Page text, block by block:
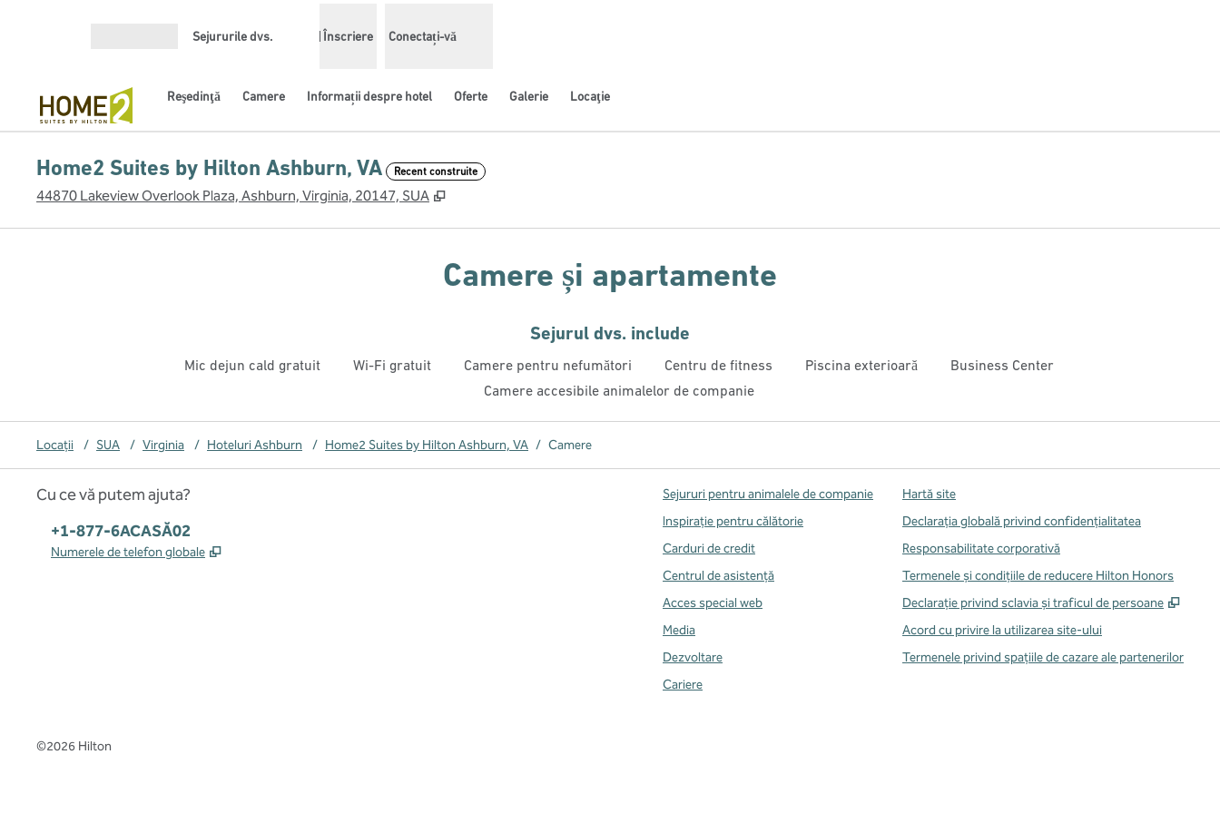
Sejururile dvs. Înscriere Conectați-vă
Reşedinţă Camere Informații despre hotel Oferte Galerie Locaţie
Home2 Suites by Hilton Ashburn, VA Recent construite
44870 Lakeview Overlook Plaza, Ashburn, Virginia, 20147, SUA ,
Camere și apartamente
Sejurul dvs. include
Mic dejun cald gratuit Wi-Fi gratuit Camere pentru nefumători Centru de fitness Piscina exterioară
Business Center
Camere accesibile animalelor de companie
Locații / SUA / Virginia / Hoteluri Ashburn / Home2 Suites by Hilton Ashburn, VA / Camere
Cu ce vă putem ajuta?
Telefon:
+1-877-6ACASĂ02
Numerele de telefon globale ,
Sejururi pentru animalele de companie
Inspirație pentru călătorie
Carduri de credit
Centrul de asistență
Acces special web
Media
Dezvoltare
Cariere
Hartă site
Declarația globală privind confidenţialitatea
Responsabilitate corporativă
Termenele și condițiile de reducere Hilton Honors
Declarație privind sclavia și traficul de persoane
,
Acord cu privire la utilizarea site-ului
Termenele privind spațiile de cazare ale partenerilor
©2026 Hilton